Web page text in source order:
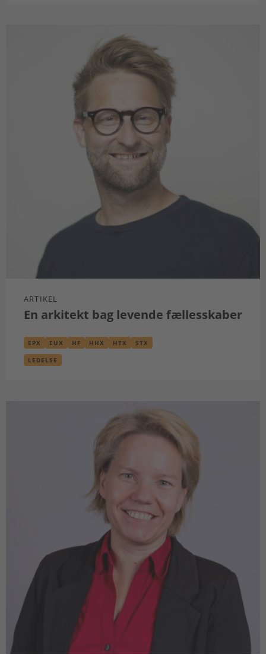
ARTIKEL
En arkitekt bag levende fællesskaber
EPX EUX HF HHX HTX STX
LEDELSE